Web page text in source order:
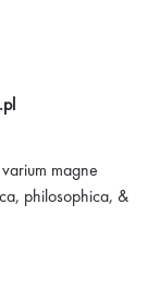
magne
philosophica, &